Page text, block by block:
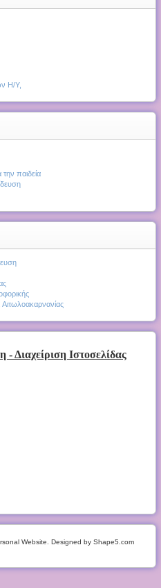
Η/Υ,
παιδεία
Διαχείριση Ιστοσελίδας
Website. Designed by Shape5.com